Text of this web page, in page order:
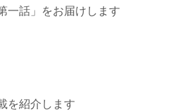
一話」をお届けします
を紹介します